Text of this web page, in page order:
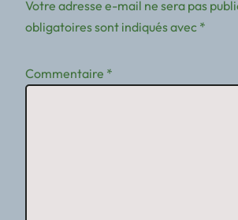
Votre adresse e-mail ne sera pas
obligatoires sont indiqués avec *
Commentaire *